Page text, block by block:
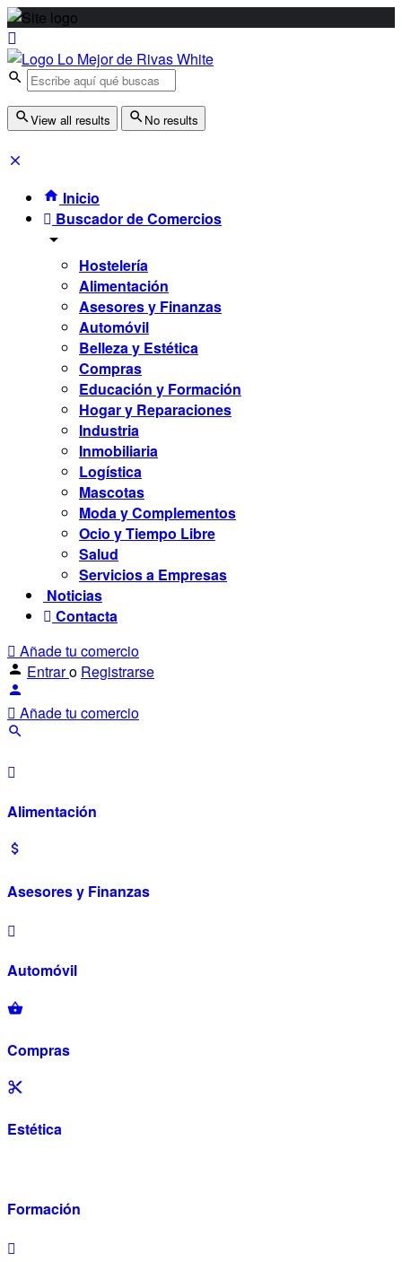
View all results No results
Inicio
Buscador de Comercios
Hostelería
Alimentación
Asesores y Finanzas
Automóvil
Belleza y Estética
Compras
Educación y Formación
Hogar y Reparaciones
Industria
Inmobiliaria
Logística
Mascotas
Moda y Complementos
Ocio y Tiempo Libre
Salud
Servicios a Empresas
Noticias
Contacta
Añade tu comercio
Entraro Registrarse
Añade tu comercio
Alimentación
Asesores y Finanzas
Automóvil
Compras
Estética
Formación